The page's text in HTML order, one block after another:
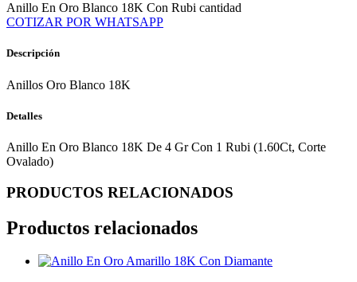
Anillo En Oro Blanco 18K Con Rubi cantidad
COTIZAR POR WHATSAPP
Descripción
Anillos Oro Blanco 18K
Detalles
Anillo En Oro Blanco 18K De 4 Gr Con 1 Rubi (1.60Ct, Corte
Ovalado)
PRODUCTOS RELACIONADOS
Productos relacionados